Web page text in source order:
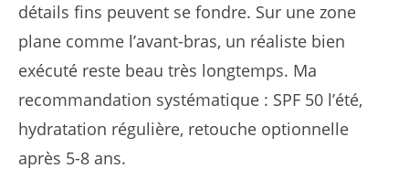
détails fins peuvent se fondre. Sur une zone
plane comme l’avant-bras, un réaliste bien
exécuté reste beau très longtemps. Ma
recommandation systématique : SPF 50 l’été,
hydratation régulière, retouche optionnelle
après 5-8 ans.